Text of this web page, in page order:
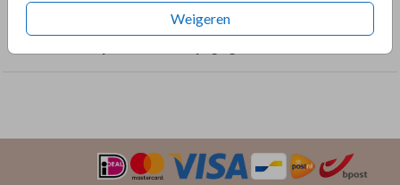
Weigeren